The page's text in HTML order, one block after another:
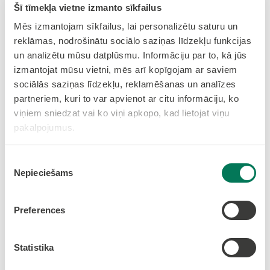
Šī tīmekļa vietne izmanto sīkfailus
Mēs izmantojam sīkfailus, lai personalizētu saturu un
reklāmas, nodrošinātu sociālo saziņas līdzekļu funkcijas
un analizētu mūsu datplūsmu. Informāciju par to, kā jūs
izmantojat mūsu vietni, mēs arī kopīgojam ar saviem
sociālās saziņas līdzekļu, reklamēšanas un analīzes
partneriem, kuri to var apvienot ar citu informāciju, ko
viņiem sniedzat vai ko viņi apkopo, kad lietojat viņu
pakalpojumus.
izvēle
Nepieciešams
Preferences
Statistika
15.Par ceļa servitūta (reālservitūta)
nodibināšanu uz nekustamā īpašuma “Tālumi”
(Stūnīšos)
16. Par nekustamo īpašumu apvienošanu,
adreses piešķiršanu un nekustamā īpašuma
lietošanas mērķa noteikšanu
16.1. ​​​​​​​
Par nekustamo īpašumu d/s Atlantika
Nr.92 un d/s Atlantika Nr.93 (Jāņupē) zemes
nekustamā īpašuma lietošanas mērķa noteikšanu
d/s Stars Nr.74 (Dāvos) zemes vienību
apvienošanu, adreses piešķiršanu un nekustamā
​​​​​​​Par nekustamo īpašumu d/s Tiltiņi Nr.204,